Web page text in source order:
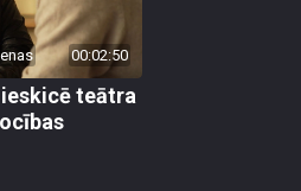
00:02:50
teātra